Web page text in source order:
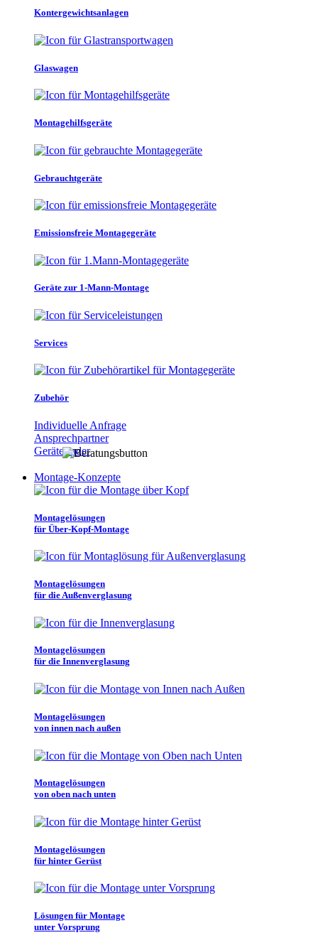
Kontergewichtsanlagen
Glaswagen
Montagehilfsgeräte
Gebrauchtgeräte
Emissionsfreie Montagegeräte
Geräte zur 1-Mann-Montage
Services
Zubehör
Individuelle Anfrage
Ansprechpartner
Gerätefinder
Montage-Konzepte
Montagelösungen
für Über-Kopf-Montage
Montagelösungen
für die Außenverglasung
Montagelösungen
für die Innenverglasung
Montagelösungen
von innen nach außen
Montagelösungen
von oben nach unten
Montagelösungen
für hinter Gerüst
Lösungen für Montage
unter Vorsprung